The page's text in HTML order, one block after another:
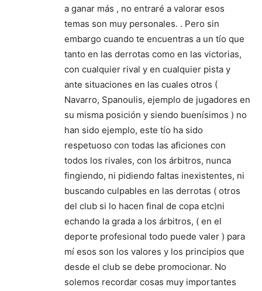
a ganar más , no entraré a valorar esos
temas son muy personales. . Pero sin
embargo cuando te encuentras a un tío que
tanto en las derrotas como en las victorias,
con cualquier rival y en cualquier pista y
ante situaciones en las cuales otros (
Navarro, Spanoulis, ejemplo de jugadores en
su misma posición y siendo buenísimos ) no
han sido ejemplo, este tío ha sido
respetuoso con todas las aficiones con
todos los rivales, con los árbitros, nunca
fingiendo, ni pidiendo faltas inexistentes, ni
buscando culpables en las derrotas ( otros
del club si lo hacen final de copa etc)ni
echando la grada a los árbitros, ( en el
deporte profesional todo puede valer ) para
mí esos son los valores y los principios que
desde el club se debe promocionar. No
solemos recordar cosas muy importantes